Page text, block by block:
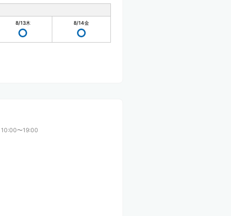
8/13木 8/14金
10:00〜19:00